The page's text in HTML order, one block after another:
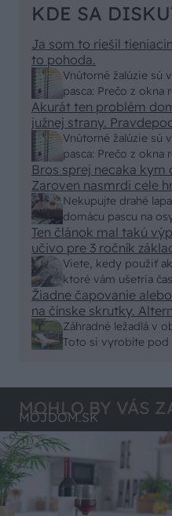
KDE SA
Vnútorné žalúzie sú
pasca: Prečo z okna
vyriešiť za pár eur?
Ja som to riešil
to pohoda.
Vnútorné žalúzie sú
pasca: Prečo z okna
vyriešiť za pár eur?
Akurát ten problém
južnej strany.
vonkajšieho tienenia
250x150cm. Čínsky
eur kus.
Nekupujte drahé
domácu pascu na
von
Bros sprej necaka kym
Zaroven nasmrdi cele
nic zive. Vasa pasca
Skor pritiahne slimaky
Viete, kedy použiť
ktoré vám ušetria
Ten článok mal takú
učivo pre 3 ročník základnej
alebo nejaka kniha z VŠ? Dnešné
malty - pevnosť 40
minut , k tomu vodotesné s
- schnutie a zretie. Nič?
Záhradné ležadlá v
Toto si vyrobíte pod
Žiadne čapovanie
na čínske skrutky.
čo sa týka pevnosti.
remeselným
MOHLO BY VÁS
MÔJDOM.SK